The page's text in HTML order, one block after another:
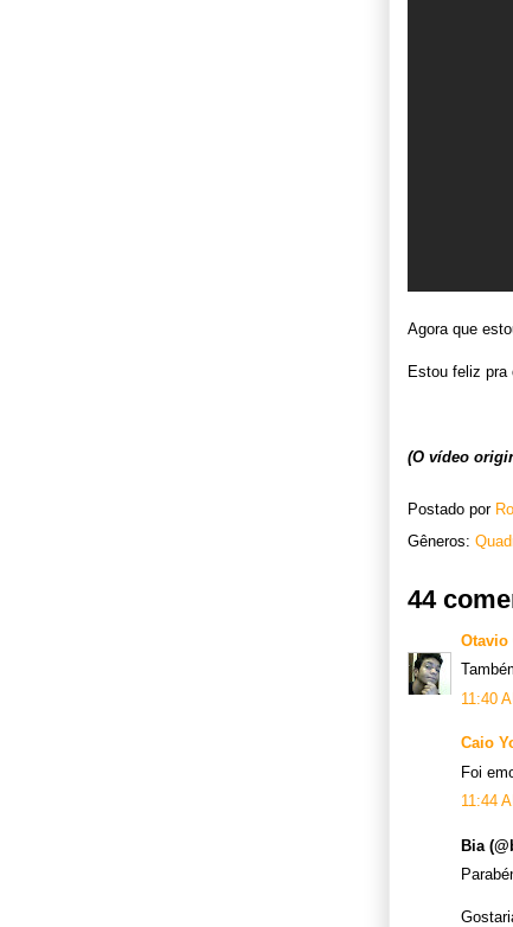
Agora que
Estou feliz pra
(O vídeo
Postado por
Gêneros:
44
Otavio
11:40
Caio
Foi
11:44
Bia